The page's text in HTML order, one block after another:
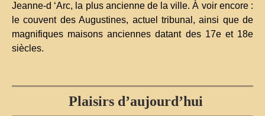
Jeanne-d ‘Arc, la plus ancienne de la ville. À voir encore :
le couvent des Augustines, actuel tribunal, ainsi que de
magnifiques maisons anciennes datant des 17e et 18e
siècles.
Plaisirs d’aujourd’hui